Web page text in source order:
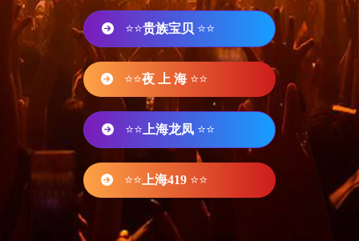
⭐⭐贵族宝贝 ⭐⭐
⭐⭐夜 上 海 ⭐⭐
⭐⭐ 上海龙凤 ⭐⭐
⭐⭐ 上海419 ⭐⭐